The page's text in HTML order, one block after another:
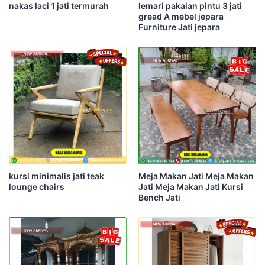
nakas laci 1 jati termurah
lemari pakaian pintu 3 jati
gread A mebel jepara
Furniture Jati jepara
kursi minimalis jati teak
lounge chairs
Meja Makan Jati Meja Makan
Jati Meja Makan Jati Kursi
Bench Jati